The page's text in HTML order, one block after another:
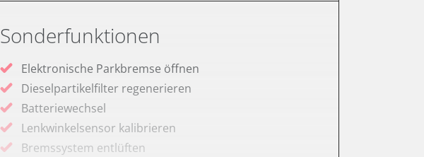
Sonderfunktionen
Elektronische Parkbremse öffnen
Dieselpartikelfilter regenerieren
Batteriewechsel
Lenkwinkelsensor kalibrieren
Bremssystem entlüften